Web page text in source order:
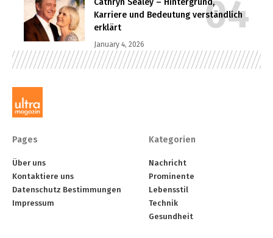
Karriere und Bedeutung verständlich
erklärt
January 4, 2026
Pages
Über uns
Kontaktiere uns
Datenschutz Bestimmungen
Impressum
Kategorien
Nachricht
Prominente
Lebensstil
Technik
Gesundheit